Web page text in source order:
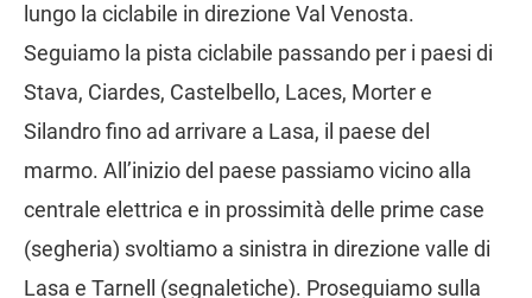
lungo la ciclabile in direzione Val Venosta.
Seguiamo la pista ciclabile passando per i paesi di
Stava, Ciardes, Castelbello, Laces, Morter e
Silandro fino ad arrivare a Lasa, il paese del
marmo. All’inizio del paese passiamo vicino alla
centrale elettrica e in prossimità delle prime case
(segheria) svoltiamo a sinistra in direzione valle di
Lasa e Tarnell (segnaletiche). Proseguiamo sulla